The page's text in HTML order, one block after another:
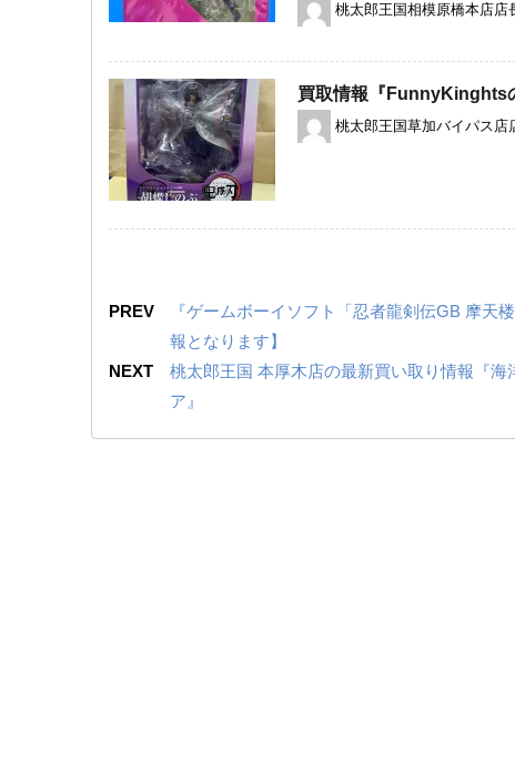
桃太郎王国相模原橋本店店
買取情報『FunnyKinghts
桃太郎王国草加バイパス店
PREV
『ゲームボーイソフト「忍者龍剣伝GB 摩天
報となります】
NEXT
桃太郎王国 本厚木店の最新買い取り情報『
ア』